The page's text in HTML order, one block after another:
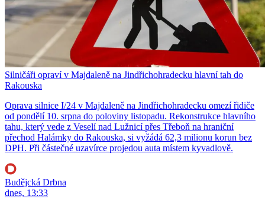
Silničáři opraví v Majdaleně na Jindřichohradecku hlavní tah do
Rakouska
Oprava silnice I/24 v Majdaleně na Jindřichohradecku omezí řidiče
od pondělí 10. srpna do poloviny listopadu. Rekonstrukce hlavního
tahu, který vede z Veselí nad Lužnicí přes Třeboň na hraniční
přechod Halámky do Rakouska, si vyžádá 62,3 milionu korun bez
DPH. Při částečné uzavírce projedou auta místem kyvadlově.
Budějcká Drbna
dnes, 13:33